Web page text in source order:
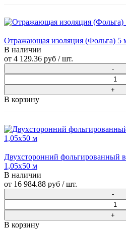
Отражающая изоляция (Фольга) 5
В наличии
от 4 129.36 руб / шт.
В корзину
Двухсторонний
1,05x50 м
В наличии
от 16 984.88 руб / шт.
В корзину